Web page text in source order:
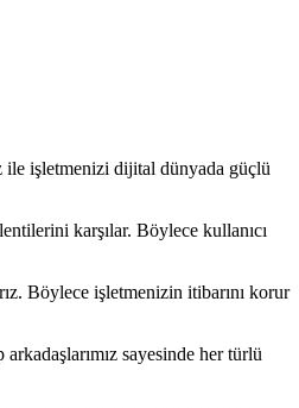
ile işletmenizi dijital dünyada güçlü
karşılar. Böylece kullanıcı
Böylece işletmenizin itibarını korur
sayesinde her türlü